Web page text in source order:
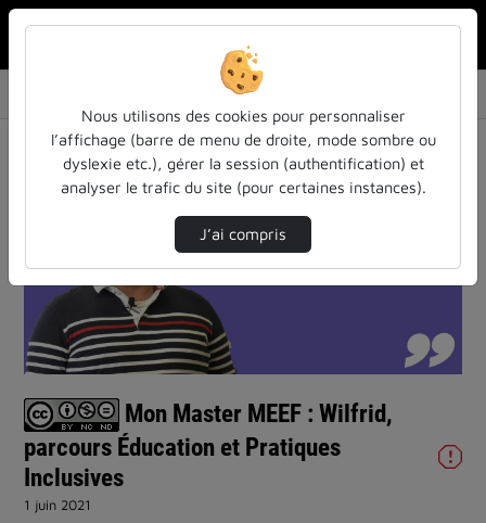
Mon Master MEEF : Wilfrid, parcours Éducatio…
Lire
vidéo
Mon Master MEEF : Wilfrid,
parcours Éducation et Pratiques
Inclusives
1 juin 2021
Nous utilisons des cookies pour personnaliser
l’affichage (barre de menu de droite, mode sombre ou
dyslexie etc.), gérer la session (authentification) et
analyser le trafic du site (pour certaines instances).
J’ai compris